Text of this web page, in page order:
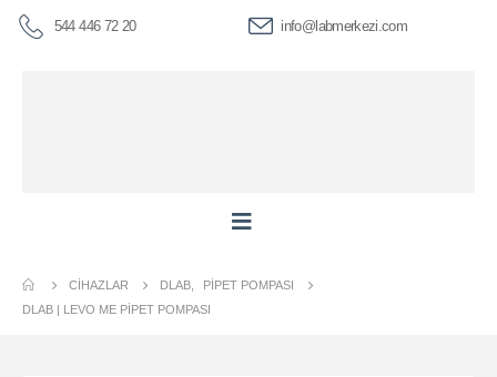
544 446 72 20 info@labmerkezi.com
CIHAZLAR DLAB
PIPET POMPASI
DLAB | LEVO ME PIPET POMPASI